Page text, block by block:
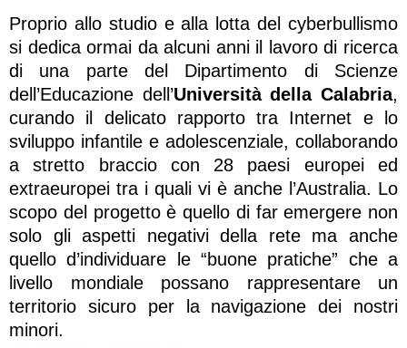
Proprio allo studio e alla lotta del cyberbullismo
si dedica ormai da alcuni anni il lavoro di ricerca
di una parte del Dipartimento di Scienze
dell’Educazione dell’Università della Calabria,
curando il delicato rapporto tra Internet e lo
sviluppo infantile e adolescenziale, collaborando
a stretto braccio con 28 paesi europei ed
extraeuropei tra i quali vi è anche l’Australia. Lo
scopo del progetto è quello di far emergere non
solo gli aspetti negativi della rete ma anche
quello d’individuare le “buone pratiche” che a
livello mondiale possano rappresentare un
territorio sicuro per la navigazione dei nostri
minori.